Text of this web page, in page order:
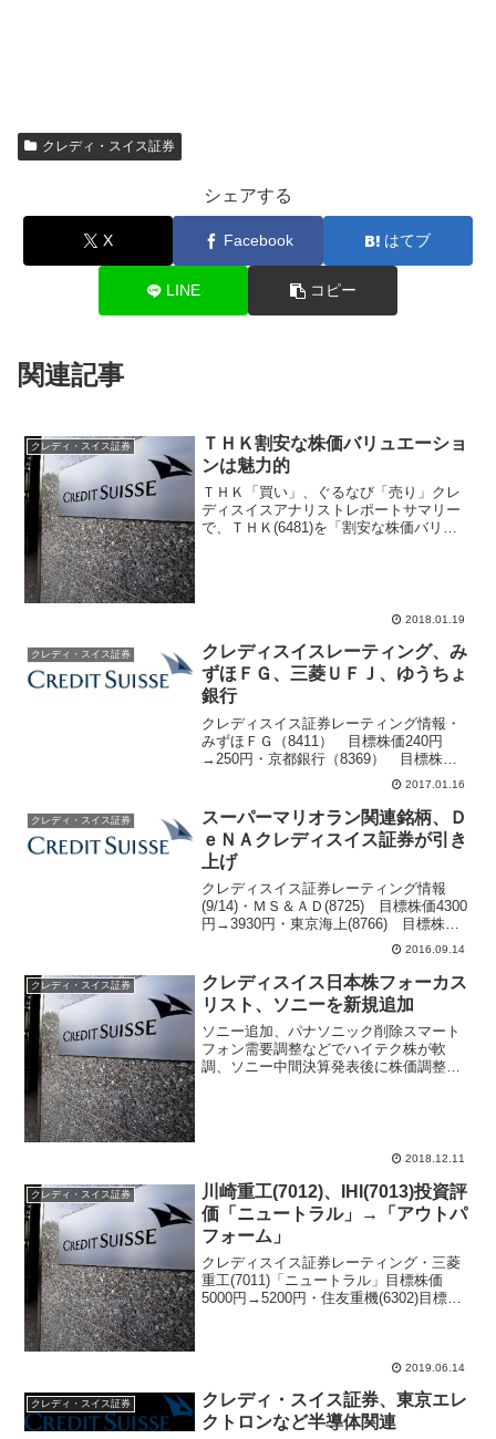
クレディ・スイス証券
シェアする
X Facebook はてブ
LINE コピー
関連記事
クレディ・スイス証券
ＴＨＫ割安な株価バリュエーショ
ンは魅力的
ＴＨＫ「買い」、ぐるなび「売り」クレ
ディスイスアナリストレポートサマリー
で、ＴＨＫ(6481)を「割安な株価バリュ
2018.01.19
クレディ・スイス証券
クレディスイスレーティング、み
ずほＦＧ、三菱ＵＦＪ、ゆうちょ
銀行
クレディスイス証券レーティング情報・
みずほＦＧ（8411） 目標株価240円
→250円・京都銀行（8369） 目標株価
1510円→1500円・あおぞら銀行(8304)
目標株価440円→460円・ゆうちょ銀行
(7182) 目標株価1360円...
2017.01.16
クレディ・スイス証券
スーパーマリオラン関連銘柄、Ｄ
ｅＮＡクレディスイス証券が引き
上げ
クレディスイス証券レーティング情報
(9/14)・ＭＳ＆ＡＤ(8725) 目標株価4300
円→3930円・東京海上(8766) 目標株価
4900円→4750円・損保ジャパン(8630)
目標株価3915円→3640円・ディーエヌエ
ー(2432...
2016.09.14
クレディ・スイス証券
クレディスイス日本株フォーカス
リスト、ソニーを新規追加
ソニー追加、パナソニック削除スマート
フォン需要調整などでハイテク株が軟
調、ソニー中間決算発表後に株価調整し
2018.12.11
クレディ・スイス証券
川崎重工(7012)、IHI(7013)投資評
価「ニュートラル」→「アウトパ
フォーム」
クレディスイス証券レーティング・三菱
重工(7011)「ニュートラル」目標株価
5000円→5200円・住友重機(6302)目標株
2019.06.14
クレディ・スイス証券
クレディ・スイス証券、東京エレ
クトロンなど半導体関連